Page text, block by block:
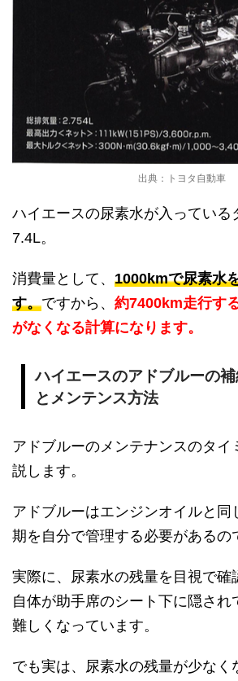
出典：トヨタ自動車
ハイエースの尿素水が入っている
7.4L。
消費量として、 1000kmで尿素水
す。ですから、 約7400km走行す
がなくなる計算になります。
ハイエースのアドブルーの
とメンテンス方法
アドブルーのメンテナンスのタイ
説します。
アドブルーはエンジンオイルと同
期を自分で管理する必要があるの
実際に、尿素水の残量を目視で確
自体が助手席のシート下に隠され
難しくなっています。
でも実は、尿素水の残量が少なく